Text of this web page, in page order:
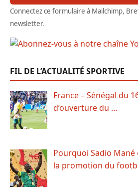
Connectez ce formulaire à Mailchimp,
newsletter.
FIL DE L’ACTUALITÉ SPORTIVE
France – Sénégal du
d’ouverture du …
Pourquoi Sadio
la promotion du